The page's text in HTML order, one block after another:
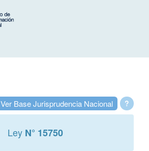
?
Ver Base Jurisprudencia Nacional
Ley N° 15750